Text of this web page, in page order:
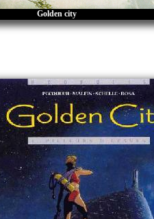
Golden city